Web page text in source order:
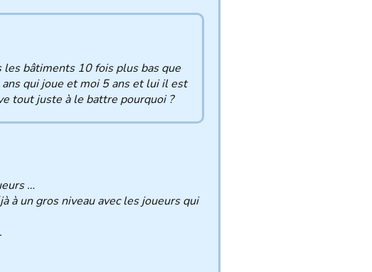
les bâtiments 10 fois plus bas que
qui joue et moi 5 ans et lui il est
tout juste à le battre pourquoi ?
…
à un gros niveau avec les joueurs qui